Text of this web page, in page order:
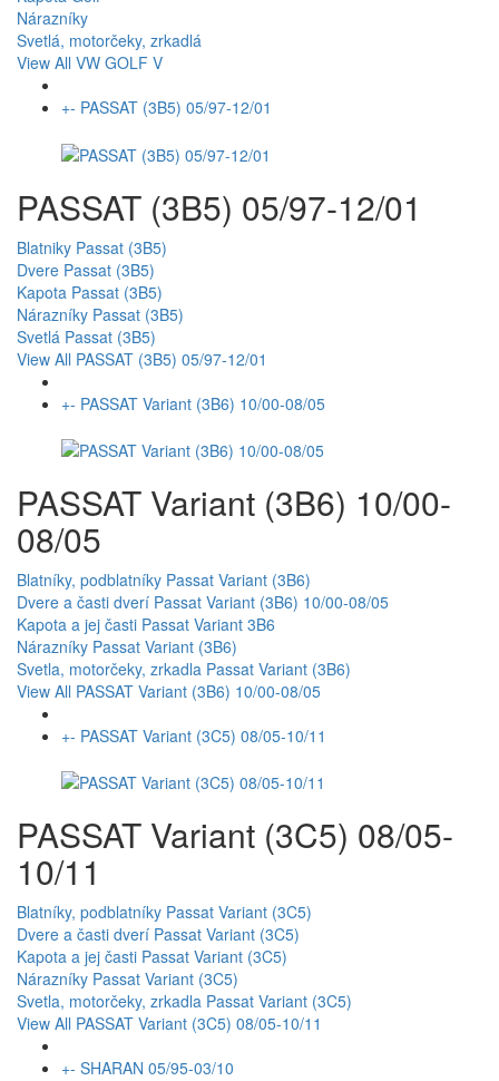
Nárazníky
Svetlá, motorčeky, zrkadlá
View All VW GOLF V
+- PASSAT (3B5) 05/97-12/01
PASSAT (3B5) 05/97-12/01
Blatniky Passat (3B5)
Dvere Passat (3B5)
Kapota Passat (3B5)
Nárazníky Passat (3B5)
Svetlá Passat (3B5)
View All PASSAT (3B5) 05/97-12/01
+- PASSAT Variant (3B6) 10/00-08/05
PASSAT Variant (3B6) 10/00-
08/05
Blatníky, podblatníky Passat Variant (3B6)
Dvere a časti dverí Passat Variant (3B6) 10/00-08/05
Kapota a jej časti Passat Variant 3B6
Nárazníky Passat Variant (3B6)
Svetla, motorčeky, zrkadla Passat Variant (3B6)
View All PASSAT Variant (3B6) 10/00-08/05
+- PASSAT Variant (3C5) 08/05-10/11
PASSAT Variant (3C5) 08/05-
10/11
Blatníky, podblatníky Passat Variant (3C5)
Dvere a časti dverí Passat Variant (3C5)
Kapota a jej časti Passat Variant (3C5)
Nárazníky Passat Variant (3C5)
Svetla, motorčeky, zrkadla Passat Variant (3C5)
View All PASSAT Variant (3C5) 08/05-10/11
+- SHARAN 05/95-03/10